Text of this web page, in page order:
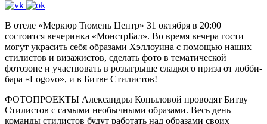
В отеле «Меркюр Тюмень Центр» 31 октября в 20:00
состоится вечеринка «МонстрБал». Во время вечера гости
могут украсить себя образами Хэллоуина с помощью наших
стилистов и визажистов, сделать фото в тематической
фотозоне и участвовать в розыгрыше сладкого приза от лобби-
бара «Logovo», и в Битве Стилистов!
ФОТОПРОЕКТЫ Александры Копыловой проводят Битву
Стилистов с самыми необычными образами. Весь день
команды стилистов будут работать над образами своих